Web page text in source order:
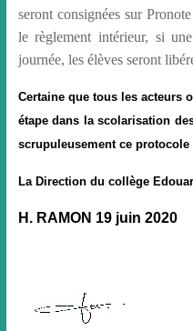
seront consignées sur
le règlement intérieur, si
journée, les élèves seront
Certaine que tous les acteurs
étape dans la scolarisation
scrupuleusement ce
La Direction du collège
H. RAMON 19 juin 2020